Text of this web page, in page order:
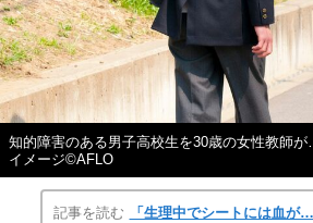
知的障害のある男子高校生を30歳の女性教師
イメージ©AFLO
記事を読む
「生理中でシートには血が